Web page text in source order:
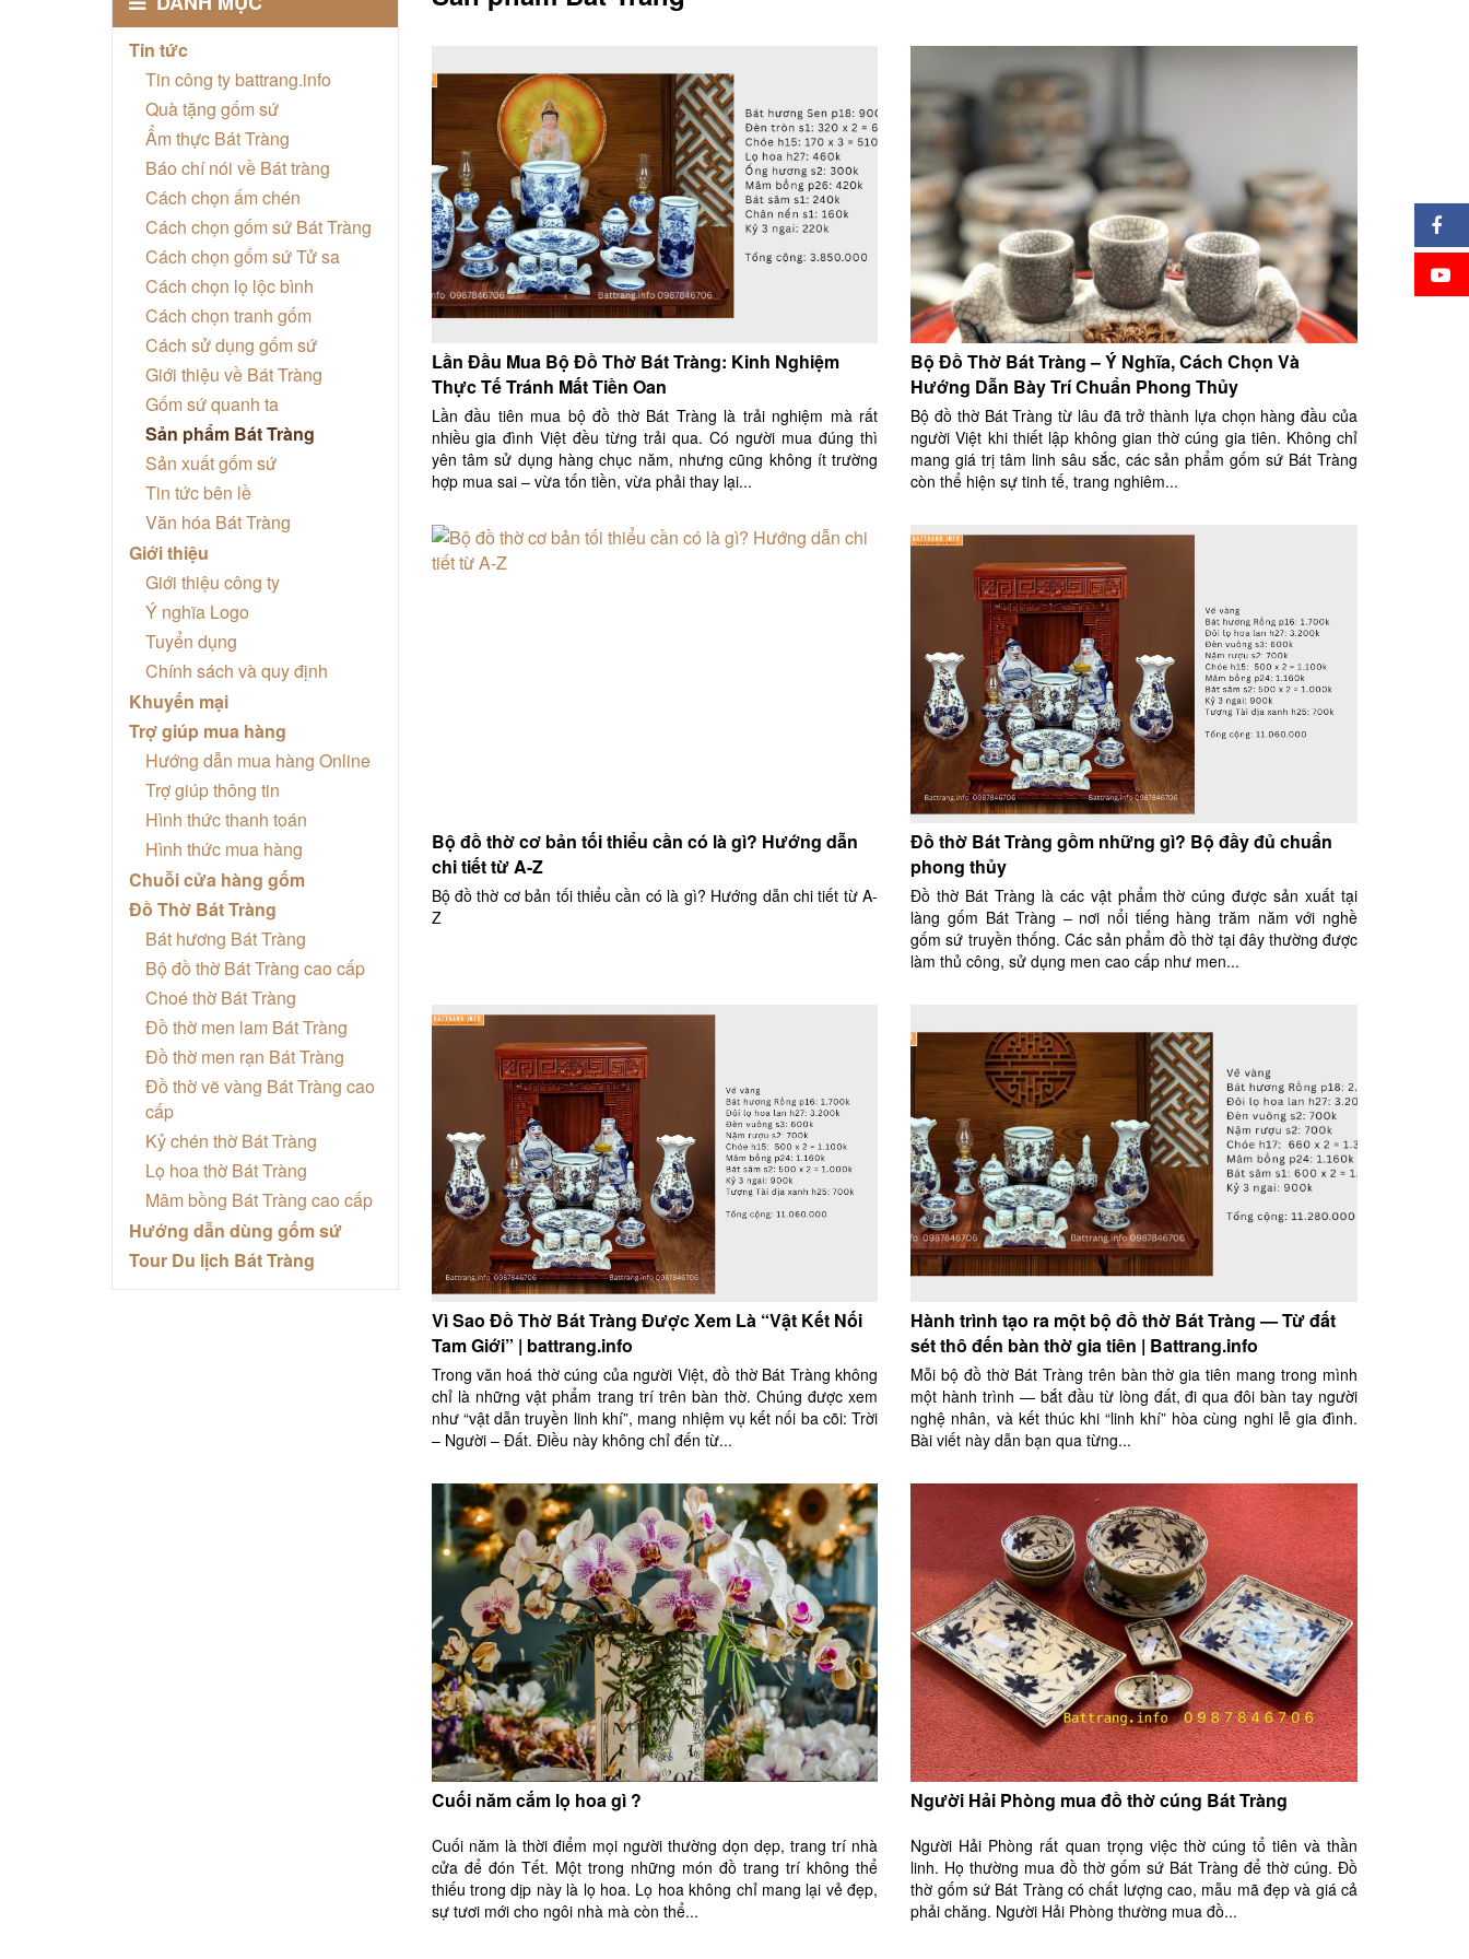
Lần Đầu Mua Bộ Đồ Thờ Bát Tràng: Kinh Nghiệm
Thực Tế Tránh Mất Tiền Oan
Lần đầu tiên mua bộ đồ thờ Bát Tràng là trải nghiệm mà rất
nhiều gia đình Việt đều từng trải qua. Có người mua đúng thì
yên tâm sử dụng hàng chục năm, nhưng cũng không ít trường
hợp mua sai – vừa tốn tiền, vừa phải thay lại...
Bộ Đồ Thờ Bát Tràng – Ý Nghĩa, Cách Chọn Và
Hướng Dẫn Bày Trí Chuẩn Phong Thủy
Bộ đồ thờ Bát Tràng từ lâu đã trở thành lựa chọn hàng đầu của
người Việt khi thiết lập không gian thờ cúng gia tiên. Không chỉ
mang giá trị tâm linh sâu sắc, các sản phẩm gốm sứ Bát Tràng
còn thể hiện sự tinh tế, trang nghiêm...
Bộ đồ thờ cơ bản tối thiểu cần có là gì? Hướng dẫn
chi tiết từ A-Z
Bộ đồ thờ cơ bản tối thiểu cần có là gì? Hướng dẫn chi tiết từ A-
Z
Đồ thờ Bát Tràng gồm những gì? Bộ đầy đủ chuẩn
phong thủy
Đồ thờ Bát Tràng là các vật phẩm thờ cúng được sản xuất tại
làng gốm Bát Tràng – nơi nổi tiếng hàng trăm năm với nghề
gốm sứ truyền thống. Các sản phẩm đồ thờ tại đây thường được
làm thủ công, sử dụng men cao cấp như men...
Vì Sao Đồ Thờ Bát Tràng Được Xem Là “Vật Kết Nối
Tam Giới” | battrang.info
Trong văn hoá thờ cúng của người Việt, đồ thờ Bát Tràng không
chỉ là những vật phẩm trang trí trên bàn thờ. Chúng được xem
như “vật dẫn truyền linh khí”, mang nhiệm vụ kết nối ba cõi: Trời
– Người – Đất. Điều này không chỉ đến từ...
Hành trình tạo ra một bộ đồ thờ Bát Tràng — Từ đất
sét thô đến bàn thờ gia tiên | Battrang.info
Mỗi bộ đồ thờ Bát Tràng trên bàn thờ gia tiên mang trong mình
một hành trình — bắt đầu từ lòng đất, đi qua đôi bàn tay người
nghệ nhân, và kết thúc khi “linh khí” hòa cùng nghi lễ gia đình.
Bài viết này dẫn bạn qua từng...
Cuối năm cắm lọ hoa gì ?
Cuối năm là thời điểm mọi người thường dọn dẹp, trang trí nhà
cửa để đón Tết. Một trong những món đồ trang trí không thể
thiếu trong dịp này là lọ hoa. Lọ hoa không chỉ mang lại vẻ đẹp,
sự tươi mới cho ngôi nhà mà còn thể...
Người Hải Phòng mua đồ thờ cúng Bát Tràng
Người Hải Phòng rất quan trọng việc thờ cúng tổ tiên và thần
linh. Họ thường mua đồ thờ gốm sứ Bát Tràng để thờ cúng. Đồ
thờ gốm sứ Bát Tràng có chất lượng cao, mẫu mã đẹp và giá cả
phải chăng. Người Hải Phòng thường mua đồ...
Tin tức
Tin công ty battrang.info
Quà tặng gốm sứ
Ẩm thực Bát Tràng
Báo chí nói về Bát tràng
Cách chọn ấm chén
Cách chọn gốm sứ Bát Tràng
Cách chọn gốm sứ Tử sa
Cách chọn lọ lộc bình
Cách chọn tranh gốm
Cách sử dụng gốm sứ
Giới thiệu về Bát Tràng
Gốm sứ quanh ta
Sản phẩm Bát Tràng
Sản xuất gốm sứ
Tin tức bên lề
Văn hóa Bát Tràng
Giới thiệu
Giới thiệu công ty
Ý nghĩa Logo
Tuyển dụng
Chính sách và quy định
Khuyến mại
Trợ giúp mua hàng
Hướng dẫn mua hàng Online
Trợ giúp thông tin
Hình thức thanh toán
Hình thức mua hàng
Chuỗi cửa hàng gốm
Đồ Thờ Bát Tràng
Bát hương Bát Tràng
Bộ đồ thờ Bát Tràng cao cấp
Choé thờ Bát Tràng
Đồ thờ men lam Bát Tràng
Đồ thờ men rạn Bát Tràng
Đồ thờ vẽ vàng Bát Tràng cao
cấp
Kỷ chén thờ Bát Tràng
Lọ hoa thờ Bát Tràng
Mâm bồng Bát Tràng cao cấp
Hướng dẫn dùng gốm sứ
Tour Du lịch Bát Tràng